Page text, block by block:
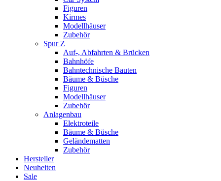
Figuren
Kirmes
Modellhäuser
Zubehör
Spur Z
Auf-, Abfahrten & Brücken
Bahnhöfe
Bahntechnische Bauten
Bäume & Büsche
Figuren
Modellhäuser
Zubehör
Anlagenbau
Elektroteile
Bäume & Büsche
Geländematten
Zubehör
Hersteller
Neuheiten
Sale